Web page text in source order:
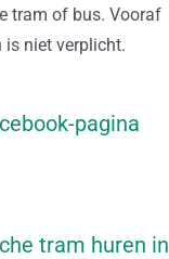
tram of bus. Vooraf
is niet verplicht.
pagina
tram huren in